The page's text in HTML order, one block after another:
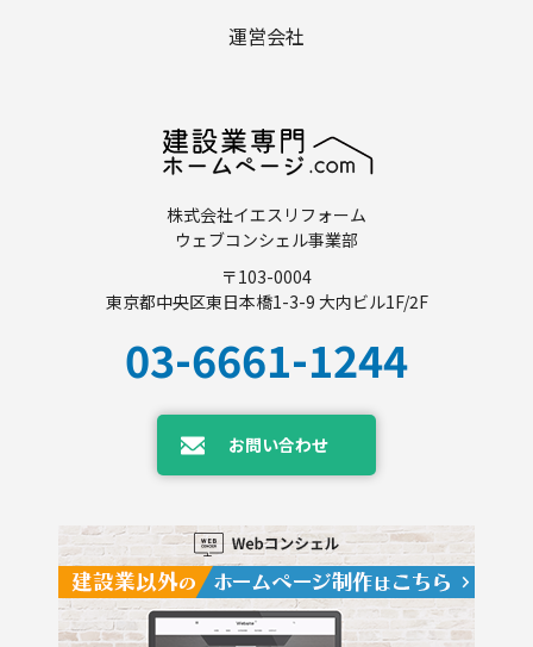
運営会社
株式会社イエスリフォーム
ウェブコンシェル事業部
〒103-0004
東京都中央区東日本橋1-3-9 大内ビル1F/2F
03-6661-1244
お問い合わせ